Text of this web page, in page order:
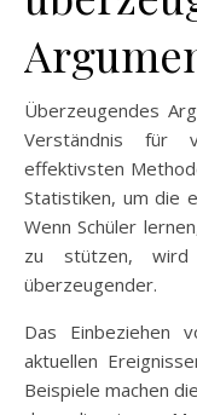
Überzeugendes
Verständnis für
effektivsten
Statistiken, um die
Wenn Schüler
zu stützen, wird
überzeugender.
Das Einbeziehen
aktuellen
Beispiele machen